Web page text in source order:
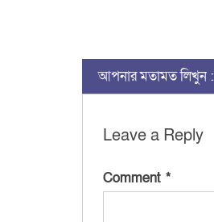
আপনার মতামত লিখুন :
Leave a Reply
Comment *